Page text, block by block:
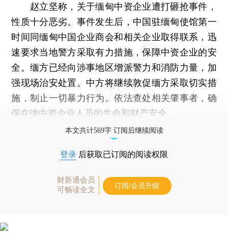
赵立坚称，关于缅甸中资企业遭打砸抢事件，
性质十分恶劣。事件发生后，中国驻缅甸使馆第一
时间同缅甸中国企业商会和相关企业取得联系，迅
速要求当地警方采取有力措施，保障中资企业的安
全。缅方已经向涉事地区增派警力和消防力量，加
强现场治安处置。中方将继续敦促缅方采取切实措
施，制止一切暴力行为。依法查处相关肇事者，确
保在缅中资企业人员的生命和财产安全。
本文共计569字 订阅后继续阅读
登录 后获取已订阅的阅读权限
财新通会员
可畅读全文
订阅/会员升级